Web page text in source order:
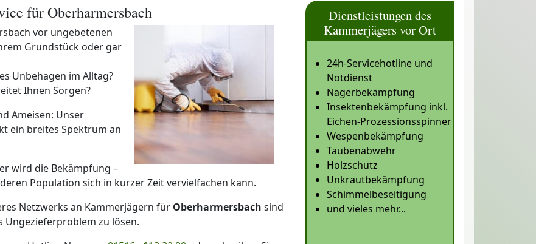
für Oberharmersbach
vor ungebetenen
Grundstück oder gar
Unbehagen im Alltag?
Ihnen Sorgen?
Ameisen: Unser
ein breites Spektrum an
wird die Bekämpfung –
Population sich in kurzer Zeit vervielfachen kann.
Netzwerks an Kammerjägern für Oberharmersbach sind
Ungezieferproblem zu lösen.
Dienstleistungen des
Kammerjägers vor Ort
24h-Servicehotline und
Notdienst
Nagerbekämpfung
Insektenbekämpfung inkl.
Eichen-Prozessionsspinner
Wespenbekämpfung
Taubenabwehr
Holzschutz
Unkrautbekämpfung
Schimmelbeseitigung
und vieles mehr...